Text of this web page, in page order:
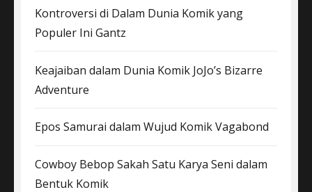
Kontroversi di Dalam Dunia Komik yang
Populer Ini Gantz
Keajaiban dalam Dunia Komik JoJo’s Bizarre
Adventure
Epos Samurai dalam Wujud Komik Vagabond
Cowboy Bebop Sakah Satu Karya Seni dalam
Bentuk Komik